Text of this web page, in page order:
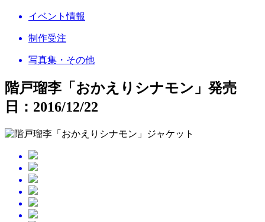
イベント情報
制作受注
写真集・その他
階戸瑠李「おかえりシナモン」 発売
日：2016/12/22